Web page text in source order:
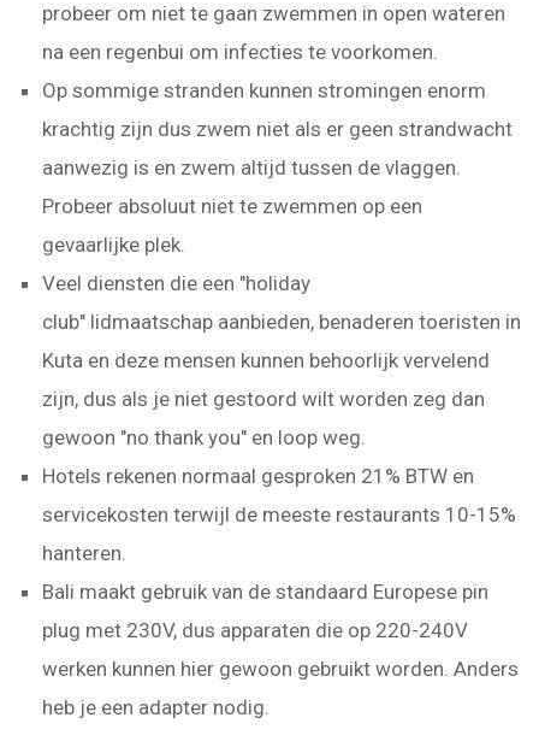
probeer om niet te gaan zwemmen in open wateren
na een regenbui om infecties te voorkomen.
Op sommige stranden kunnen stromingen enorm
krachtig zijn dus zwem niet als er geen strandwacht
aanwezig is en zwem altijd tussen de vlaggen.
Probeer absoluut niet te zwemmen op een
gevaarlijke plek.
Veel diensten die een "holiday
club" lidmaatschap aanbieden, benaderen toeristen in
Kuta en deze mensen kunnen behoorlijk vervelend
zijn, dus als je niet gestoord wilt worden zeg dan
gewoon "no thank you" en loop weg.
Hotels rekenen normaal gesproken 21% BTW en
servicekosten terwijl de meeste restaurants 10-15%
hanteren.
Bali maakt gebruik van de standaard Europese pin
plug met 230V, dus apparaten die op 220-240V
werken kunnen hier gewoon gebruikt worden. Anders
heb je een adapter nodig.